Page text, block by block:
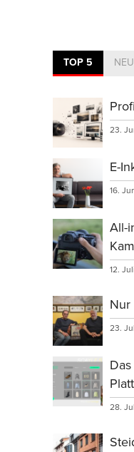
TOP 5
23.
E-
16.
All-
12.
23.
28.